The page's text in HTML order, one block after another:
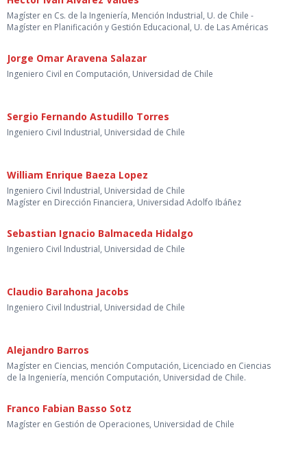
Magíster en Cs. de la Ingeniería, Mención Industrial, U. de Chile -
Magíster en Planificación y Gestión Educacional, U. de Las Américas
Jorge Omar Aravena Salazar
Ingeniero Civil en Computación, Universidad de Chile
Sergio Fernando Astudillo Torres
Ingeniero Civil Industrial, Universidad de Chile
William Enrique Baeza Lopez
Ingeniero Civil Industrial, Universidad de Chile
Magíster en Dirección Financiera, Universidad Adolfo Ibáñez
Sebastian Ignacio Balmaceda Hidalgo
Ingeniero Civil Industrial, Universidad de Chile
Claudio Barahona Jacobs
Ingeniero Civil Industrial, Universidad de Chile
Alejandro Barros
Magíster en Ciencias, mención Computación, Licenciado en Ciencias
de la Ingeniería, mención Computación, Universidad de Chile.
Franco Fabian Basso Sotz
Magíster en Gestión de Operaciones, Universidad de Chile